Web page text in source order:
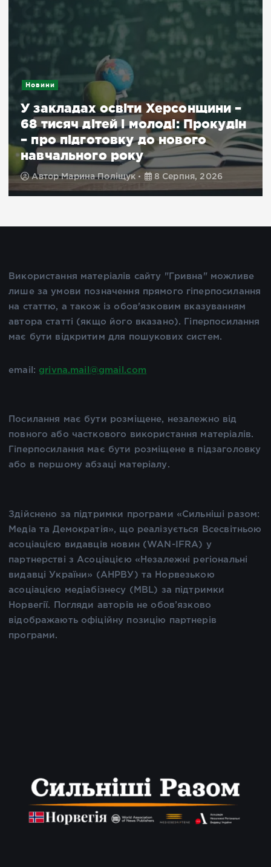
Новини
У закладах освіти Херсонщини –
68 тисяч дітей і молоді: Прокудін
– про підготовку до нового
навчального року
АвторМарина Поліщук 8 Серпня, 2026
Використання матеріалів сайту "Гривна" можливе
лише за умови позначення прямого гіперпосилання
на статтю, а також із обов'язковим вказуванням
автора статті (якщо його вказано). Гіперпосилання
має бути відкритим для пошукових систем.
email: grivna.mail@gmail.com
Посилання має бути розміщене, незалежно від
повного або часткового використання матеріалів.
Гіперпосилання має бути розміщене в підзаголовку
або в першому абзаці матеріалу.
Здійснено за підтримки програми «Сильніші разом:
Медіа та Демократія», що реалізується Всесвітньою
асоціацією видавців новин (WAN-IFRA) у
партнерстві з Асоціацією «Незалежні регіональні
видавці України» (АНРВУ) та Норвезькою
асоціацією медіабізнесу (MBL) за підтримки
Норвегії. Погляди авторів не обов’язково
відображають офіційну позицію партнерів
програми.